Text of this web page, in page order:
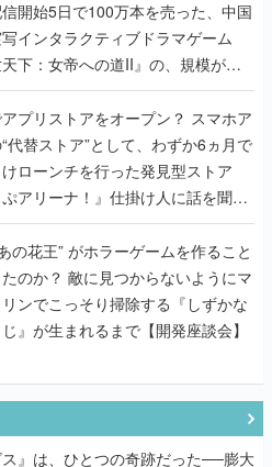
信開始5日で100万本を売った、中国
インタラクティブドラマゲーム
天下：女帝への道II』の、規模が違
りをプロデューサーに聞いた
リストアをオープン？ スマホア
代替ストア”として、わずか6ヵ月で
ローンチを行った発見型ストア
ぷアリーナ！』仕掛け人に話を聞い
の花王” がホラーゲームを作ること
見つからないようにマ
ンでこっそり掃除する『しずかな
』が生まれるまで【開発座談会】
ス』は、ひとつの奇跡だった──膨大